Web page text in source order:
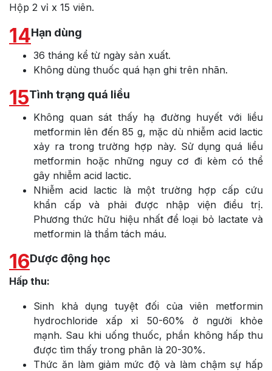
Hộp 2 vỉ x 15 viên.
14Hạn dùng
36 tháng kể từ ngày sản xuất.
Không dùng thuốc quá hạn ghi trên nhãn.
15Tình trạng quá liều
Không quan sát thấy hạ đường huyết với liều
metformin lên đến 85 g, mặc dù nhiễm acid lactic
xảy ra trong trường hợp này. Sử dụng quá liều
metformin hoặc những nguy cơ đi kèm có thể
gây nhiễm acid lactic.
Nhiễm acid lactic là một trường hợp cấp cứu
khẩn cấp và phải được nhập viện điều trị.
Phương thức hữu hiệu nhất để loại bỏ lactate và
metformin là thẩm tách máu.
16Dược động học
Hấp thu:
Sinh khả dụng tuyệt đối của viên metformin
hydrochloride xấp xỉ 50-60% ở người khỏe
mạnh. Sau khi uống thuốc, phần không hấp thu
được tìm thấy trong phân là 20-30%.
Thức ăn làm giảm mức độ và làm chậm sự hấp